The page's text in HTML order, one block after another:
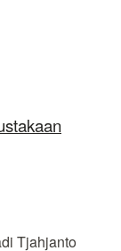
Tjahjanto